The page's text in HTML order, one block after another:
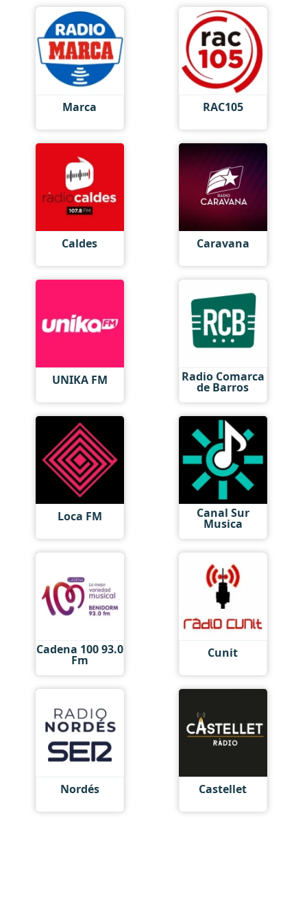
Marca RAC105
Caldes Caravana
UNIKA FM Radio Comarca
de Barros
Loca FM Canal Sur
Musica
Cadena 100 93.0
Fm Cunit
Nordés Castellet